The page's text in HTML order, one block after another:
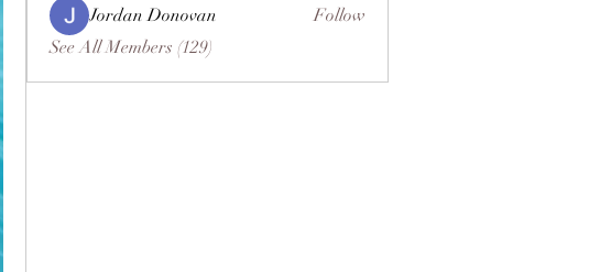
Jordan Donovan
Follow
See All Members (129)